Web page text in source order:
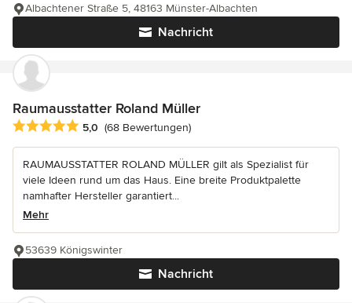
Nachricht
Albachtener Straße 5, 48163 Münster-Albachten
Raumausstatter Roland Müller
Durchschnittliche Bewertung: 5 von 5 Sternen
5,0 (68 Bewertungen)
RAUMAUSSTATTER ROLAND MÜLLER gilt als Spezialist für
viele Ideen rund um das Haus. Eine breite Produktpalette
namhafter Hersteller garantiert...
Mehr
Nachricht
53639 Königswinter